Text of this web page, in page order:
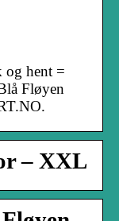
hent =
Fløyen
– XXL